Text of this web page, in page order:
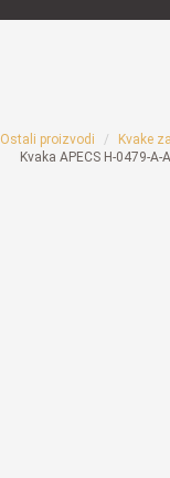
Ostali proizvodi
Kvake
Kvaka APECS H-0479-A-